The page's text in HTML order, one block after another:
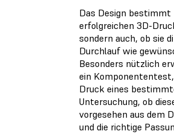
Das Design bestimmt
erfolgreichen 3D-
sondern auch, ob sie
Durchlauf wie
Besonders nützlich
ein
Druck eines
Untersuchung, ob
vorgesehen aus dem
und die richtige